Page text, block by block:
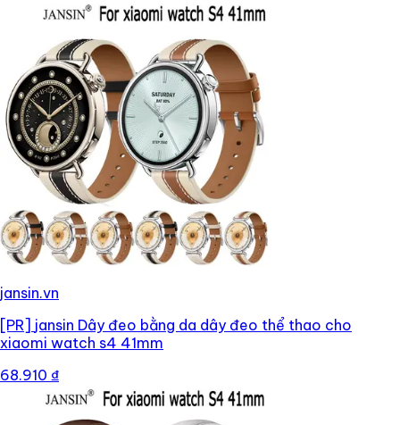
jansin.vn
[PR] jansin Dây đeo bằng da dây đeo thể thao cho
xiaomi watch s4 41mm
68.910 ₫